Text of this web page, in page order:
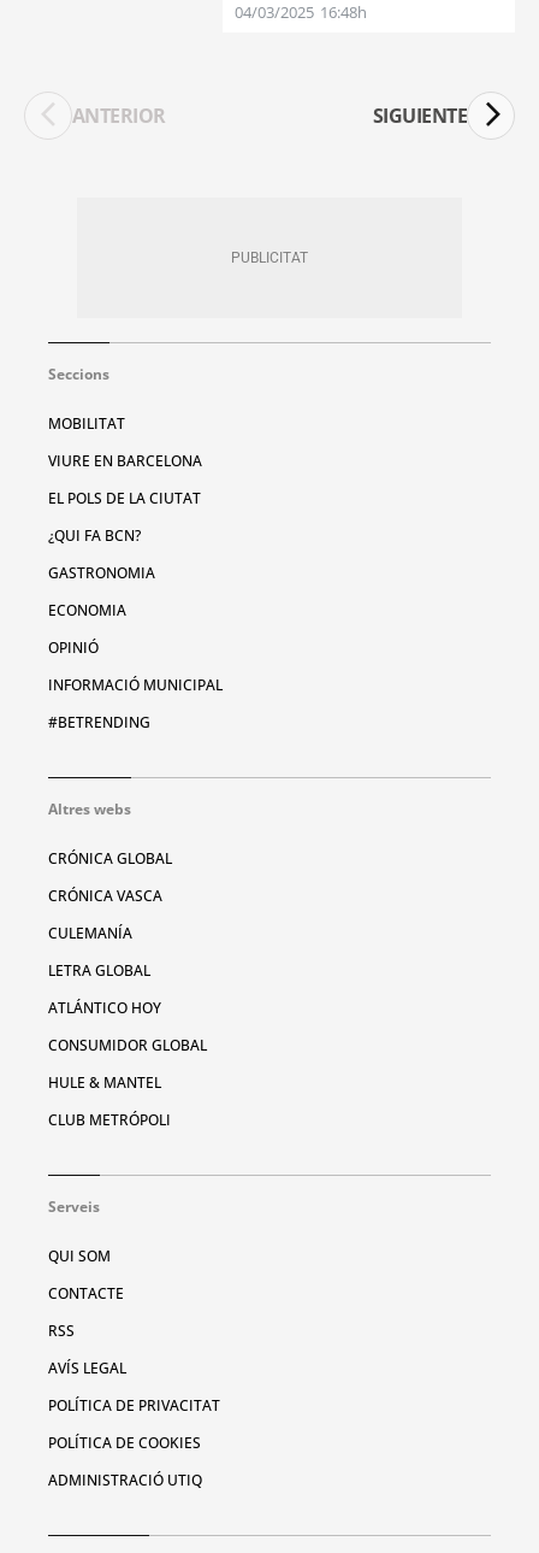
04/03/2025 16:48h
ANTERIOR SIGUIENTE
Seccions
MOBILITAT
VIURE EN BARCELONA
EL POLS DE LA CIUTAT
¿QUI FA BCN?
GASTRONOMIA
ECONOMIA
OPINIÓ
INFORMACIÓ MUNICIPAL
#BETRENDING
Altres webs
CRÓNICA GLOBAL
CRÓNICA VASCA
CULEMANÍA
LETRA GLOBAL
ATLÁNTICO HOY
CONSUMIDOR GLOBAL
HULE & MANTEL
CLUB METRÓPOLI
Serveis
QUI SOM
CONTACTE
RSS
AVÍS LEGAL
POLÍTICA DE PRIVACITAT
POLÍTICA DE COOKIES
ADMINISTRACIÓ UTIQ